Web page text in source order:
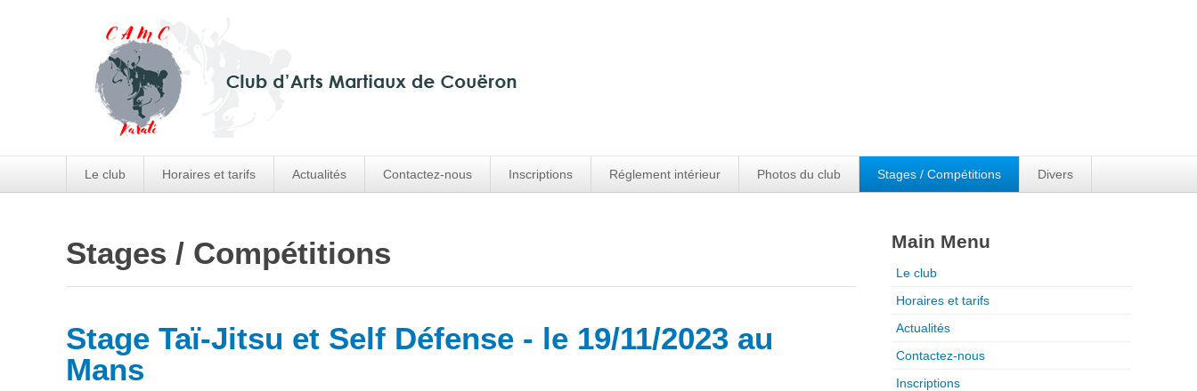
Le club Horaires et tarifs Actualités Contactez-nous Inscriptions Réglement intérieur Photos du club Stages / Compétitions Divers
Stages / Compétitions
Stage Taï-Jitsu et Self Défense - le 19/11/2023 au
Mans
Main Menu
Le club
Horaires et tarifs
Actualités
Contactez-nous
Inscriptions